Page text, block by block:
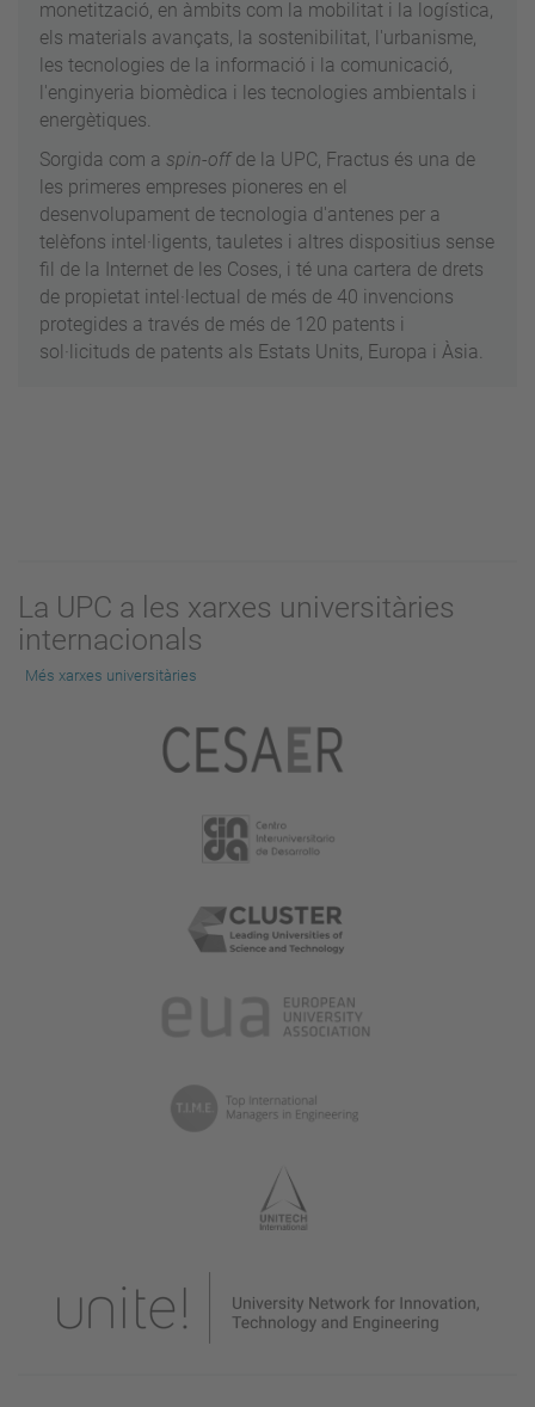
monetització, en àmbits com la mobilitat i la logística,
els materials avançats, la sostenibilitat, l'urbanisme,
les tecnologies de la informació i la comunicació,
l'enginyeria biomèdica i les tecnologies ambientals i
energètiques.
Sorgida com a spin-offde la UPC, Fractus és una de
les primeres empreses pioneres en el
desenvolupament de tecnologia d'antenes per a
telèfons intel·ligents, tauletes i altres dispositius sense
fil de la Internet de les Coses, i té una cartera de drets
de propietat intel·lectual de més de 40 invencions
protegides a través de més de 120 patents i
sol·licituds de patents als Estats Units, Europa i Àsia.
La UPC a les xarxes universitàries
internacionals
Més xarxes universitàries